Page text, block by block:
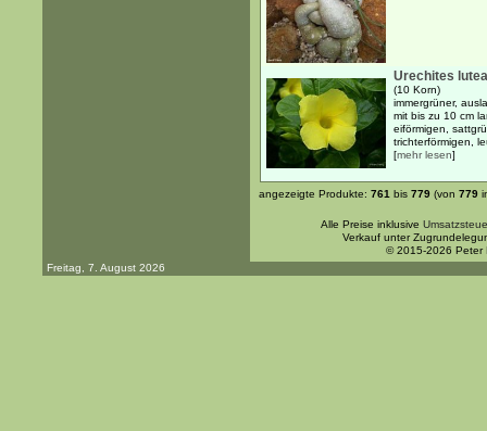
Urechites lutea
(10 Korn)
immergrüner,
mit bis zu 10 cm
eiförmigen,
trichterförmigen,
[mehr lesen]
angezeigte Produkte: 761 bis 779 (von 779
Alle Preise inklusive
Verkauf unter
© 2015-2026 Peter
Freitag, 7. August 2026